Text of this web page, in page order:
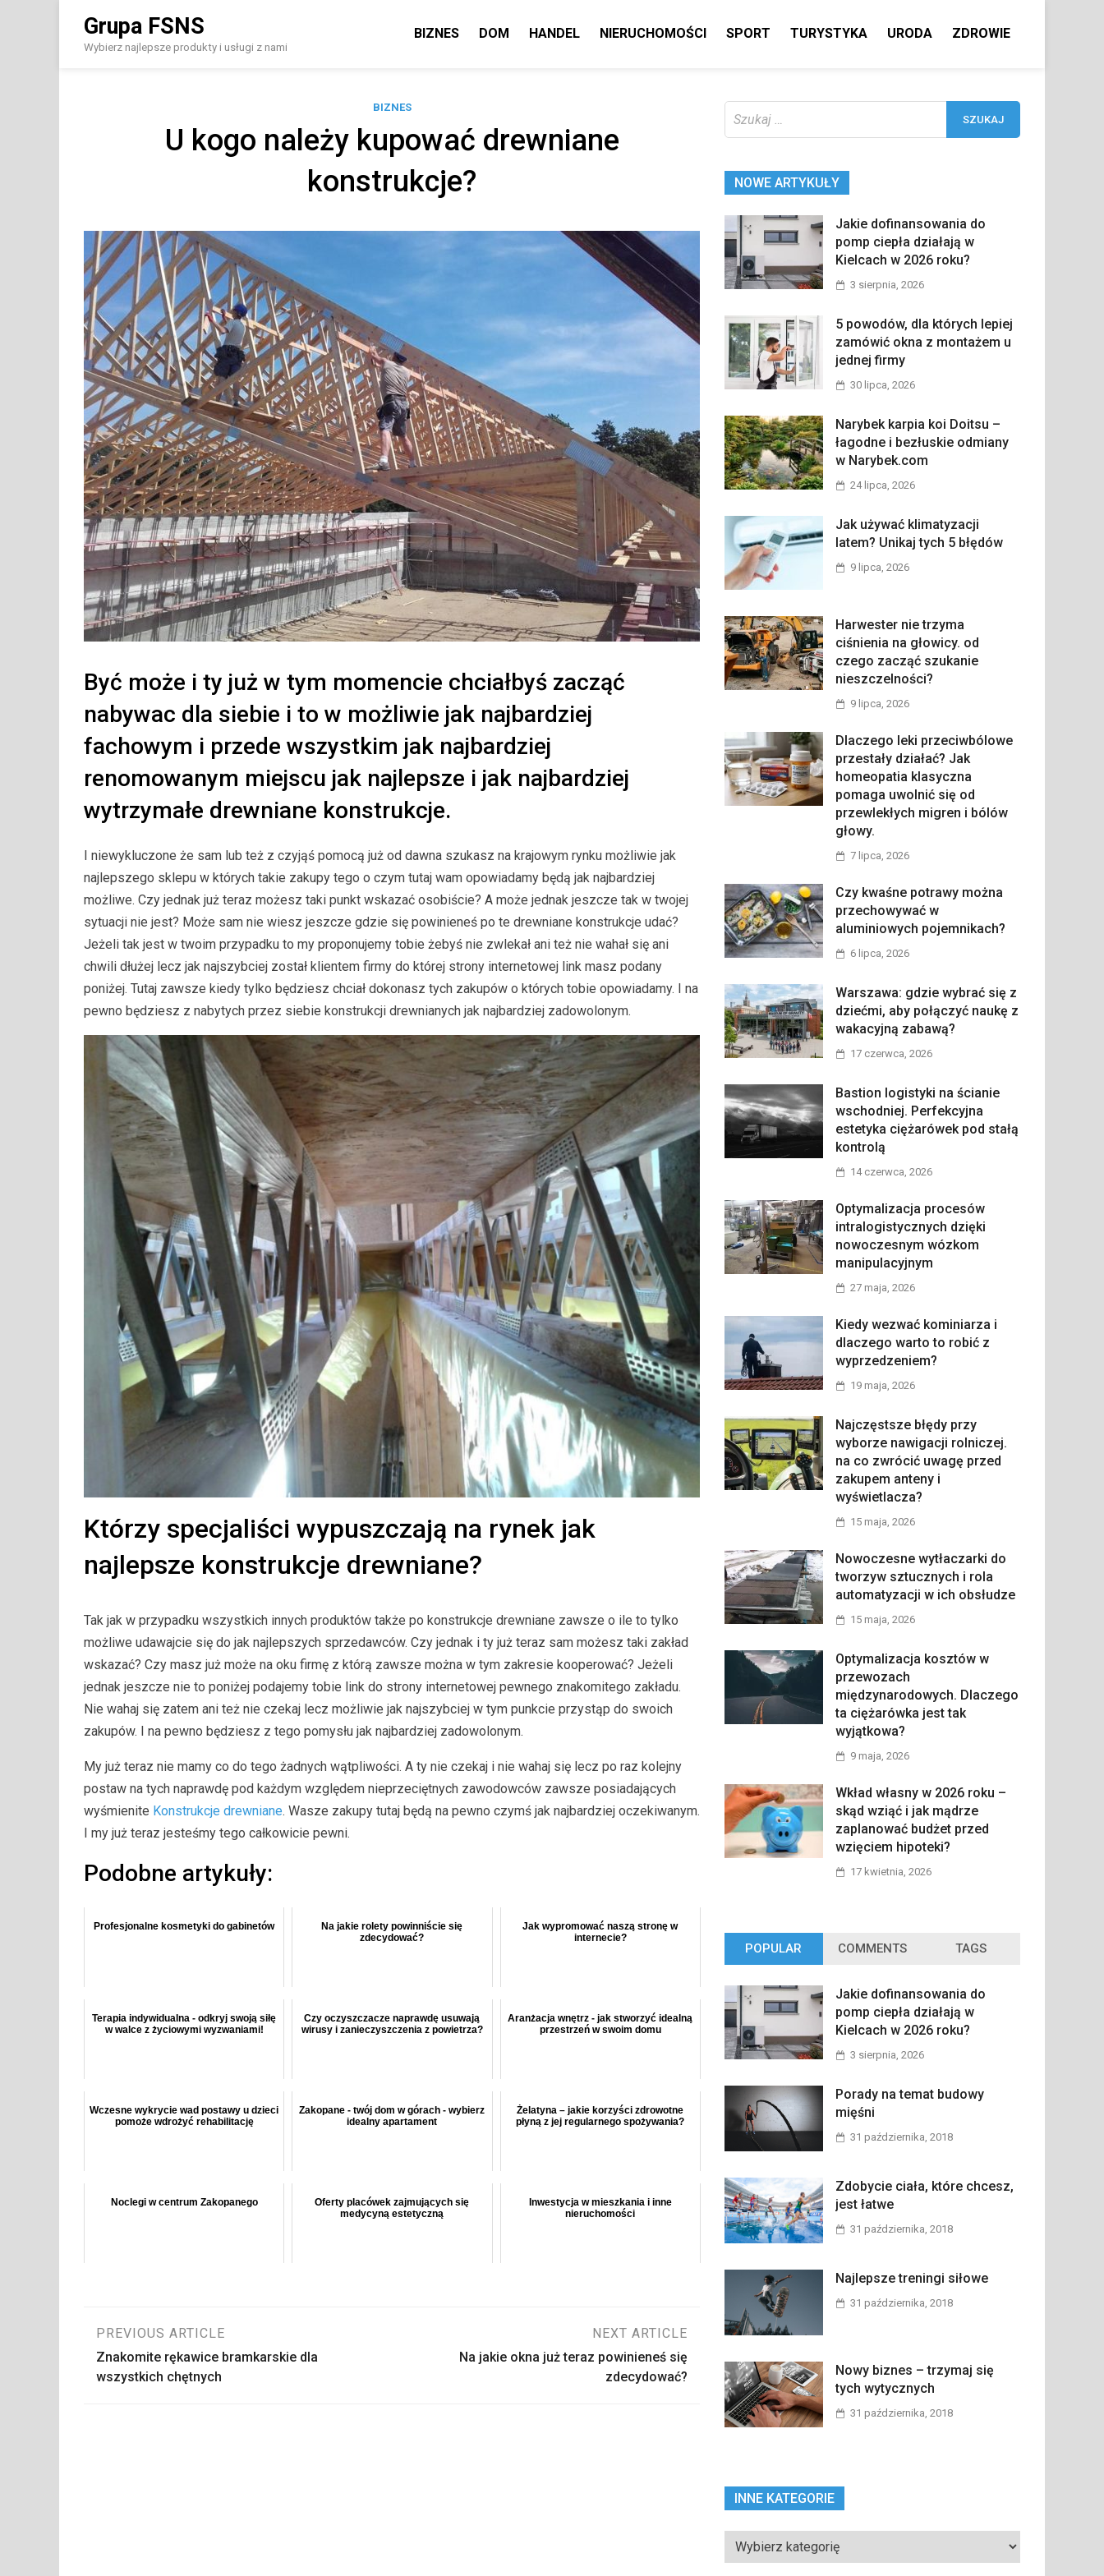
content
Grupa FSNS
Wybierz najlepsze produkty i usługi z nami
BIZNES DOM HANDEL NIERUCHOMOŚCI SPORT TURYSTYKA URODA ZDROWIE
BIZNES
U kogo należy kupować drewniane
konstrukcje?
Być może i ty już w tym momencie chciałbyś zacząć
nabywac dla siebie i to w możliwie jak najbardziej
fachowym i przede wszystkim jak najbardziej
renomowanym miejscu jak najlepsze i jak najbardziej
wytrzymałe drewniane konstrukcje.
I niewykluczone że sam lub też z czyjąś pomocą już od dawna szukasz na krajowym rynku możliwie jak
najlepszego sklepu w których takie zakupy tego o czym tutaj wam opowiadamy będą jak najbardziej
możliwe. Czy jednak już teraz możesz taki punkt wskazać osobiście? A może jednak jeszcze tak w twojej
sytuacji nie jest? Może sam nie wiesz jeszcze gdzie się powinieneś po te drewniane konstrukcje udać?
Jeżeli tak jest w twoim przypadku to my proponujemy tobie żebyś nie zwlekał ani też nie wahał się ani
chwili dłużej lecz jak najszybciej został klientem firmy do której strony internetowej link masz podany
poniżej. Tutaj zawsze kiedy tylko będziesz chciał dokonasz tych zakupów o których tobie opowiadamy. I na
pewno będziesz z nabytych przez siebie konstrukcji drewnianych jak najbardziej zadowolonym.
Którzy specjaliści wypuszczają na rynek jak
najlepsze konstrukcje drewniane?
Tak jak w przypadku wszystkich innych produktów także po konstrukcje drewniane zawsze o ile to tylko
możliwe udawajcie się do jak najlepszych sprzedawców. Czy jednak i ty już teraz sam możesz taki zakład
wskazać? Czy masz już może na oku firmę z którą zawsze można w tym zakresie kooperować? Jeżeli
jednak jeszcze nie to poniżej podajemy tobie link do strony internetowej pewnego znakomitego zakładu.
Nie wahaj się zatem ani też nie czekaj lecz możliwie jak najszybciej w tym punkcie przystąp do swoich
zakupów. I na pewno będziesz z tego pomysłu jak najbardziej zadowolonym.
My już teraz nie mamy co do tego żadnych wątpliwości. A ty nie czekaj i nie wahaj się lecz po raz kolejny
postaw na tych naprawdę pod każdym względem nieprzeciętnych zawodowców zawsze posiadających
wyśmienite Konstrukcje drewniane. Wasze zakupy tutaj będą na pewno czymś jak najbardziej oczekiwanym.
I my już teraz jesteśmy tego całkowicie pewni.
Podobne artykuły:
Profesjonalne kosmetyki do gabinetów
Na jakie rolety powinniście się
zdecydować?
Jak wypromować naszą stronę w
internecie?
Terapia indywidualna - odkryj swoją siłę
w walce z życiowymi wyzwaniami!
Czy oczyszczacze naprawdę usuwają
wirusy i zanieczyszczenia z powietrza?
Aranżacja wnętrz - jak stworzyć idealną
przestrzeń w swoim domu
Wczesne wykrycie wad postawy u dzieci
pomoże wdrożyć rehabilitację
Zakopane - twój dom w górach - wybierz
idealny apartament
Żelatyna – jakie korzyści zdrowotne
płyną z jej regularnego spożywania?
Noclegi w centrum Zakopanego
Oferty placówek zajmujących się
medycyną estetyczną
Inwestycja w mieszkania i inne
nieruchomości
Nawigacja
wpisu
PREVIOUS ARTICLE
Znakomite rękawice bramkarskie dla
wszystkich chętnych
NEXT ARTICLE
Na jakie okna już teraz powinieneś się
zdecydować?
NOWE ARTYKUŁY
Jakie dofinansowania do
pomp ciepła działają w
Kielcach w 2026 roku?
3 sierpnia, 2026
5 powodów, dla których lepiej
zamówić okna z montażem u
jednej firmy
30 lipca, 2026
Narybek karpia koi Doitsu –
łagodne i bezłuskie odmiany
w Narybek.com
24 lipca, 2026
Jak używać klimatyzacji
latem? Unikaj tych 5 błędów
9 lipca, 2026
Harwester nie trzyma
ciśnienia na głowicy. od
czego zacząć szukanie
nieszczelności?
9 lipca, 2026
Dlaczego leki przeciwbólowe
przestały działać? Jak
homeopatia klasyczna
pomaga uwolnić się od
przewlekłych migren i bólów
głowy.
7 lipca, 2026
Czy kwaśne potrawy można
przechowywać w
aluminiowych pojemnikach?
6 lipca, 2026
Warszawa: gdzie wybrać się z
dziećmi, aby połączyć naukę z
wakacyjną zabawą?
17 czerwca, 2026
Bastion logistyki na ścianie
wschodniej. Perfekcyjna
estetyka ciężarówek pod stałą
kontrolą
14 czerwca, 2026
Optymalizacja procesów
intralogistycznych dzięki
nowoczesnym wózkom
manipulacyjnym
27 maja, 2026
Kiedy wezwać kominiarza i
dlaczego warto to robić z
wyprzedzeniem?
19 maja, 2026
Najczęstsze błędy przy
wyborze nawigacji rolniczej.
na co zwrócić uwagę przed
zakupem anteny i
wyświetlacza?
15 maja, 2026
Nowoczesne wytłaczarki do
tworzyw sztucznych i rola
automatyzacji w ich obsłudze
15 maja, 2026
Optymalizacja kosztów w
przewozach
międzynarodowych. Dlaczego
ta ciężarówka jest tak
wyjątkowa?
9 maja, 2026
Wkład własny w 2026 roku –
skąd wziąć i jak mądrze
zaplanować budżet przed
wzięciem hipoteki?
17 kwietnia, 2026
POPULAR COMMENTS TAGS
Jakie dofinansowania do
pomp ciepła działają w
Kielcach w 2026 roku?
3 sierpnia, 2026
Porady na temat budowy
mięśni
31 października, 2018
Zdobycie ciała, które chcesz,
jest łatwe
31 października, 2018
Najlepsze treningi siłowe
31 października, 2018
Nowy biznes – trzymaj się
tych wytycznych
31 października, 2018
INNE KATEGORIE
Inne
kategorie